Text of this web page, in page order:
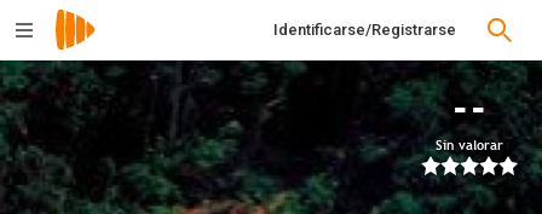
Identificarse/Registrarse
--
Sin valorar